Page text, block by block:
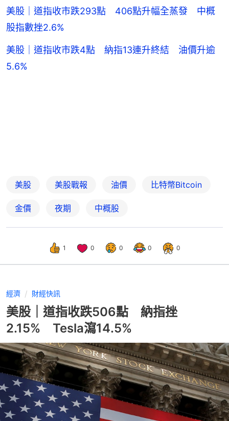
美股｜道指收市跌293點 406點升幅全蒸發 中概
股指數挫2.6%
美股｜道指收市跌4點 納指13連升終結 油價升逾
5.6%
美股 美股戰報 油價 比特幣Bitcoin
金價 夜期 中概股
1 0 0 0 0
經濟 財經快訊
美股｜道指收跌506點 納指挫
2.15% Tesla瀉14.5%